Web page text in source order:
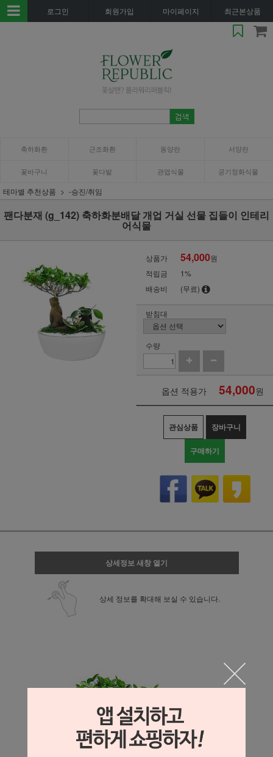
로그인 회원가입 마이페이지 최근본상품
축하화환 근조화환 동양란 서양란
꽃바구니 꽃다발 관엽식물 공기정화식물
테마별 추천상품 -승진/취임
팬다분재 (g_142) 축하화분배달 개업 거실 선물 집들이 인테리
어식물
상품가 54,000원
적립금
1%
배송비
(무료)
받침대
수량
옵션 적용가 54,000원
관심상품 장바구니
구매하기
상세정보 새창 열기
상세 정보를 확대해 보실 수 있습니다.